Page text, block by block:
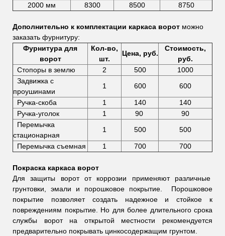
2000 мм
8300 8500 8750
Дополнительно к комплектации каркаса ворот можно
заказать фурнитуру:
Фурнитура для
ворот
Кол-во,
шт.
Цена, руб.
Стоимость,
руб.
Стопоры в землю
2 500
1000
Задвижка с
проушинами
1 600 600
Ручка-скоба 1 140
140
Ручка-уголок
1 90
90
Перемычка
стационарная
1 500 500
Перемычка съемная 1 700 700
Покраска каркаса ворот
Для защиты ворот от коррозии применяют различные
грунтовки, эмали и порошковое покрытие. Порошковое
покрытие позволяет создать надежное и стойкое к
повреждениям покрытие. Но для более длительного срока
службы ворот на открытой местности рекомендуется
предварительно покрывать цинкосодержащим грунтом.